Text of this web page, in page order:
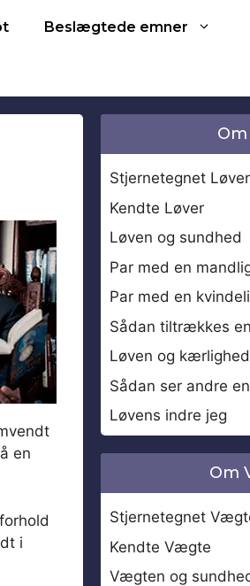
Beslægtede emner
en
i
Stjernetegnet
Kendte Løver
Løven og sundhed
Par med en
Par med en
Sådan tiltrækkes
Løven og
Sådan ser andre
Løvens indre jeg
Om
Stjernetegnet
Kendte Vægte
Vægten og